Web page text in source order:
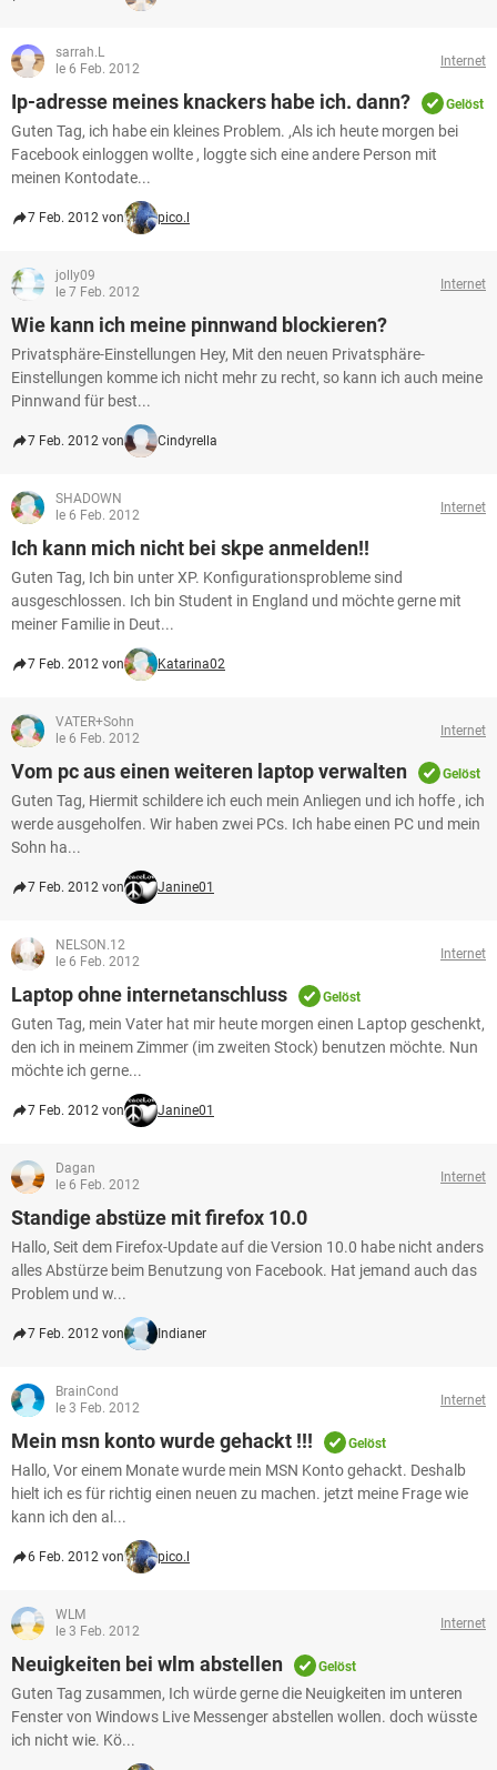
sarrah.L
le 6 Feb. 2012
Internet
Ip-adresse meines knackers habe ich. dann? Gelöst
Guten Tag, ich habe ein kleines Problem. ,Als ich heute morgen bei
Facebook einloggen wollte , loggte sich eine andere Person mit
meinen Kontodate...
7 Feb. 2012 von pico.l
jolly09
le 7 Feb. 2012
Internet
Wie kann ich meine pinnwand blockieren?
Privatsphäre-Einstellungen Hey, Mit den neuen Privatsphäre-
Einstellungen komme ich nicht mehr zu recht, so kann ich auch meine
Pinnwand für best...
7 Feb. 2012 von Cindyrella
SHADOWN
le 6 Feb. 2012
Internet
Ich kann mich nicht bei skpe anmelden!!
Guten Tag, Ich bin unter XP. Konfigurationsprobleme sind
ausgeschlossen. Ich bin Student in England und möchte gerne mit
meiner Familie in Deut...
7 Feb. 2012 von Katarina02
VATER+Sohn
le 6 Feb. 2012
Internet
Vom pc aus einen weiteren laptop verwalten Gelöst
Guten Tag, Hiermit schildere ich euch mein Anliegen und ich hoffe , ich
werde ausgeholfen. Wir haben zwei PCs. Ich habe einen PC und mein
Sohn ha...
7 Feb. 2012 von Janine01
NELSON.12
le 6 Feb. 2012
Internet
Laptop ohne internetanschluss Gelöst
Guten Tag, mein Vater hat mir heute morgen einen Laptop geschenkt,
den ich in meinem Zimmer (im zweiten Stock) benutzen möchte. Nun
möchte ich gerne...
7 Feb. 2012 von Janine01
Dagan
le 6 Feb. 2012
Internet
Standige abstüze mit firefox 10.0
Hallo, Seit dem Firefox-Update auf die Version 10.0 habe nicht anders
alles Abstürze beim Benutzung von Facebook. Hat jemand auch das
Problem und w...
7 Feb. 2012 von Indianer
BrainCond
le 3 Feb. 2012
Internet
Mein msn konto wurde gehackt !!! Gelöst
Hallo, Vor einem Monate wurde mein MSN Konto gehackt. Deshalb
hielt ich es für richtig einen neuen zu machen. jetzt meine Frage wie
kann ich den al...
6 Feb. 2012 von pico.l
WLM
le 3 Feb. 2012
Internet
Neuigkeiten bei wlm abstellen Gelöst
Guten Tag zusammen, Ich würde gerne die Neuigkeiten im unteren
Fenster von Windows Live Messenger abstellen wollen. doch wüsste
ich nicht wie. Kö...